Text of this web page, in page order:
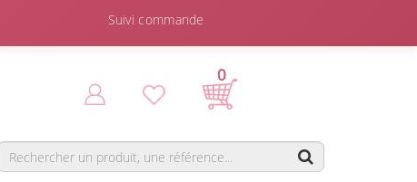
Suivi commande
0